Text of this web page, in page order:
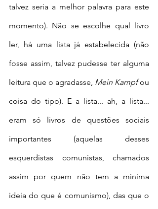
talvez seria a melhor palavra para este
momento). Não se escolhe qual livro
ler, há uma lista já estabelecida (não
fosse assim, talvez pudesse ter alguma
leitura que o agradasse, Mein Kampf ou
coisa do tipo). E a lista... ah, a lista...
eram só livros de questões sociais
importantes (aquelas desses
esquerdistas comunistas, chamados
assim por quem não tem a mínima
ideia do que é comunismo), das que o